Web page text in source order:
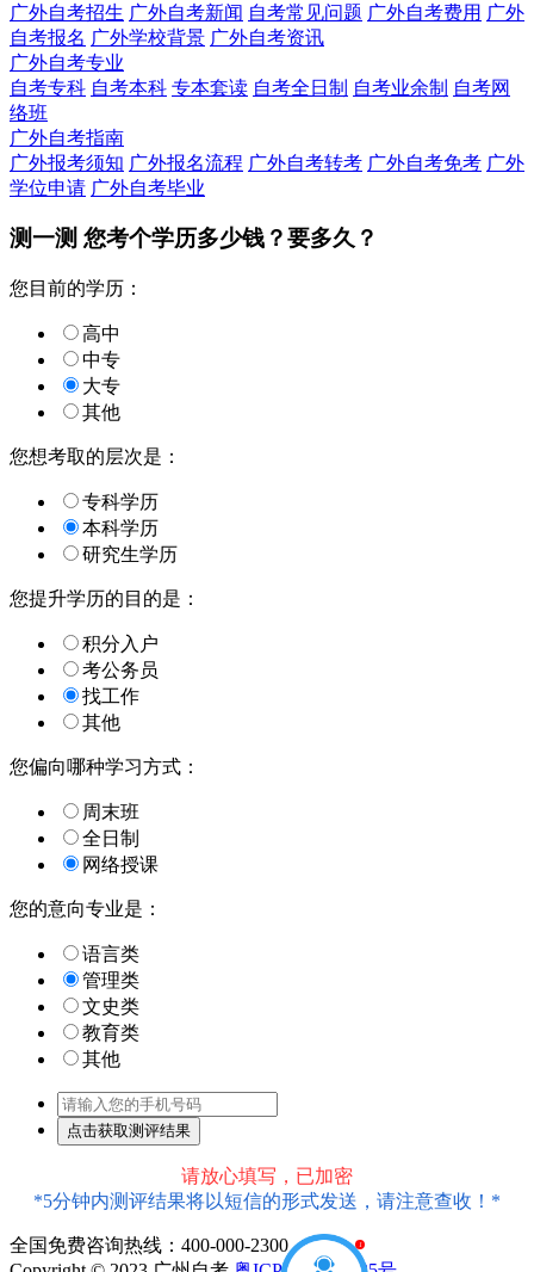
广外自考招生 广外自考新闻 自考常见问题 广外自考费用 广外
自考报名 广外学校背景 广外自考资讯
广外自考专业
自考专科 自考本科 专本套读 自考全日制 自考业余制 自考网
络班
广外自考指南
广外报考须知 广外报名流程 广外自考转考 广外自考免考 广外
学位申请 广外自考毕业
测一测 您考个学历多少钱？要多久？
您目前的学历：
高中
中专
大专
其他
您想考取的层次是：
专科学历
本科学历
研究生学历
您提升学历的目的是：
积分入户
考公务员
找工作
其他
您偏向哪种学习方式：
周末班
全日制
网络授课
您的意向专业是：
语言类
管理类
文史类
教育类
其他
请放心填写，已加密
*5分钟内测评结果将以短信的形式发送，请注意查收！*
全国免费咨询热线：400-000-2300